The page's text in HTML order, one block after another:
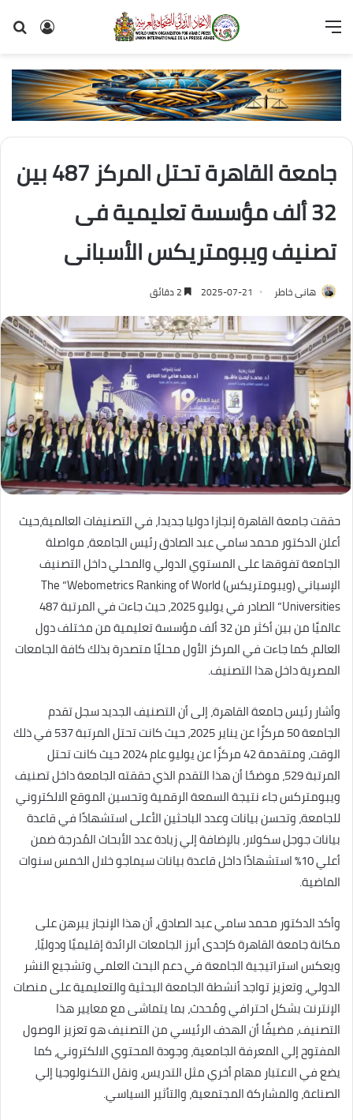
تسجيل
القائمة
جامعة القاهرة تحتل المركز 487 بين
32 ألف مؤسسة تعليمية فى
تصنيف ويبومتريكس الأسبانى
هانى خاطر 2025-07-21
حققت جامعة القاهرة إنجازا دوليا جديدا، في التصنيفات العالمية،حيث
أعلن الدكتور محمد سامي عبد الصادق رئيس الجامعة، مواصلة
الجامعة تفوقها على المستوي الدولي والمحلي داخل التصنيف
الإسباني (ويبومتريكس) The “Webometrics Ranking of World
Universities” الصادر في يوليو 2025، حيث جاءت في المرتبة 487
عالميًا من بين أكثر من 32 ألف مؤسسة تعليمية من مختلف دول
العالم، كما جاءت في المركز الأول محليًا متصدرة بذلك كافة الجامعات
المصرية داخل هذا التصنيف.
وأشار رئيس جامعة القاهرة، إلى أن التصنيف الجديد سجل تقدم
الجامعة 50 مركزًا عن يناير 2025، حيث كانت تحتل المرتبة 537 في ذلك
الوقت، ومتقدمة 42 مركزًا عن يوليو عام 2024 حيث كانت تحتل
المرتبة 529، موضحًا أن هذا التقدم الذي حققته الجامعة داخل تصنيف
ويبومتركس جاء نتيجة السمعة الرقمية وتحسين الموقع الالكتروني
للجامعة، وتحسن بيانات وعدد الباحثين الأعلى استشهادًا في قاعدة
بيانات جوجل سكولار، بالإضافة إلي زيادة عدد الأبحاث المُدرجة ضمن
أعلي 10% استشهادًا داخل قاعدة بيانات سيماجو خلال الخمس سنوات
الماضية.
وأكد الدكتور محمد سامي عبد الصادق، أن هذا الإنجاز يبرهن على
مكانة جامعة القاهرة كإحدى أبرز الجامعات الرائدة إقليميًا ودوليًا،
ويعكس استراتيجية الجامعة في دعم البحث العلمي وتشجيع النشر
الدولي، وتعزيز تواجد أنشطة الجامعة البحثية والتعليمية على منصات
الإنترنت بشكل احترافي ومُحدث، بما يتماشى مع معايير هذا
التصنيف، مضيفًا أن الهدف الرئيسي من التصنيف هو تعزيز الوصول
المفتوح إلي المعرفة الجامعية، وجودة المحتوي الالكتروني، كما
يضع في الاعتبار مهام أخري مثل التدريس، ونقل التكنولوجيا إلي
الصناعة، والمشاركة المجتمعية، والتأثير السياسي.